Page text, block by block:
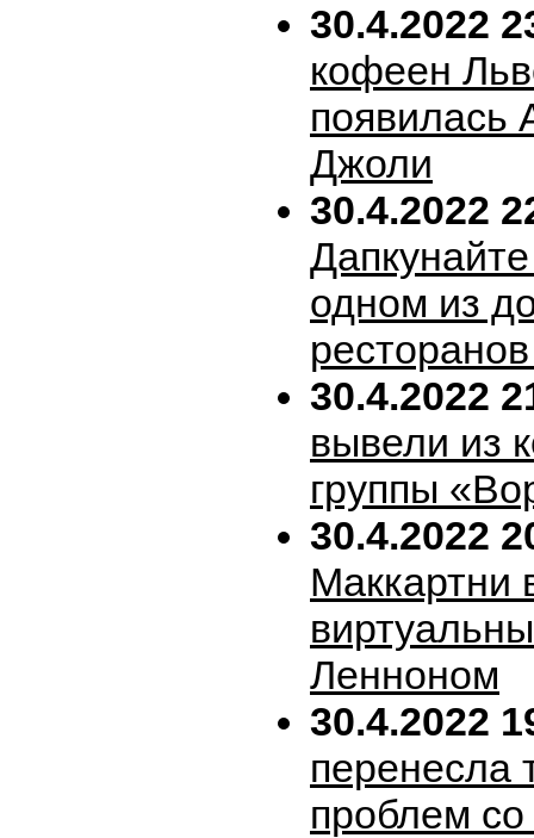
30.4.2022
кофеен
появилась
Джоли
30.4.2022
одном из
30.4.2022
вывели из
группы
30.4.2022
Маккартни
Ленноном
30.4.2022
перенесла
проблем